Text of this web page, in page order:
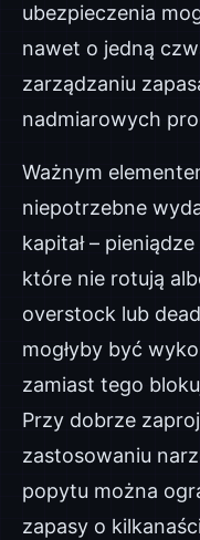
ubezpieczenia
nawet o jedną
zarządzaniu
nadmiarowych
Ważnym
niepotrzebne
kapitał –
które nie rotują
overstock lub
mogłyby być
zamiast tego
Przy dobrze
zastosowaniu
popytu można
zapasy o